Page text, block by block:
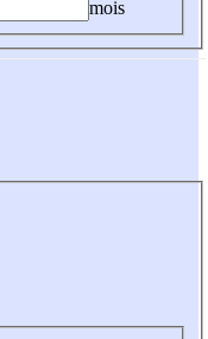
mois